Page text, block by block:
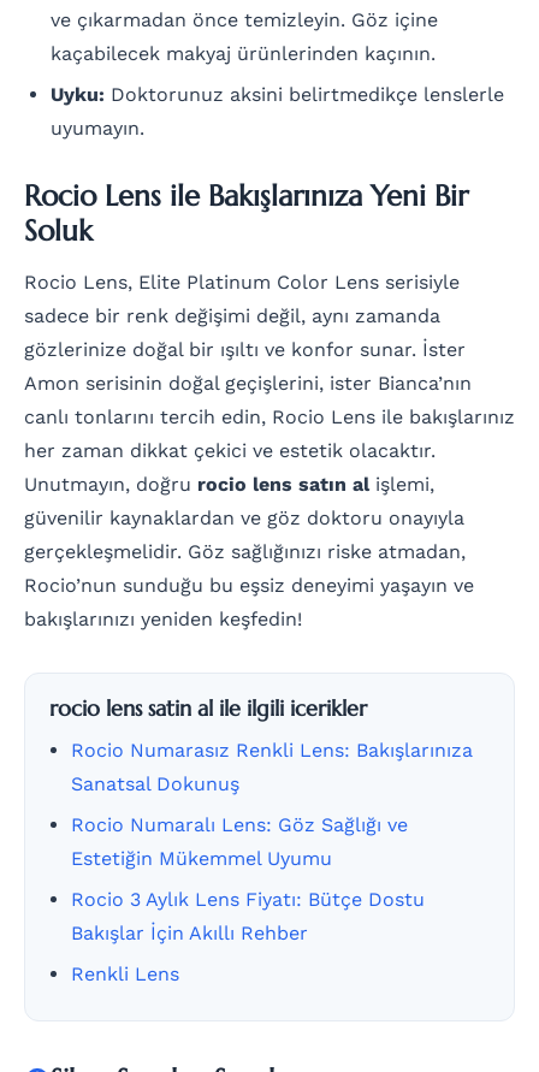
ve çıkarmadan önce temizleyin. Göz içine
kaçabilecek makyaj ürünlerinden kaçının.
Uyku: Doktorunuz aksini belirtmedikçe lenslerle
uyumayın.
Rocio Lens ile Bakışlarınıza Yeni Bir
Soluk
Rocio Lens, Elite Platinum Color Lens serisiyle
sadece bir renk değişimi değil, aynı zamanda
gözlerinize doğal bir ışıltı ve konfor sunar. İster
Amon serisinin doğal geçişlerini, ister Bianca’nın
canlı tonlarını tercih edin, Rocio Lens ile bakışlarınız
her zaman dikkat çekici ve estetik olacaktır.
Unutmayın, doğru rocio lens satın alişlemi,
güvenilir kaynaklardan ve göz doktoru onayıyla
gerçekleşmelidir. Göz sağlığınızı riske atmadan,
Rocio’nun sunduğu bu eşsiz deneyimi yaşayın ve
bakışlarınızı yeniden keşfedin!
rocio lens satin al ile ilgili icerikler
Rocio Numarasız Renkli Lens: Bakışlarınıza
Sanatsal Dokunuş
Rocio Numaralı Lens: Göz Sağlığı ve
Estetiğin Mükemmel Uyumu
Rocio 3 Aylık Lens Fiyatı: Bütçe Dostu
Bakışlar İçin Akıllı Rehber
Renkli Lens